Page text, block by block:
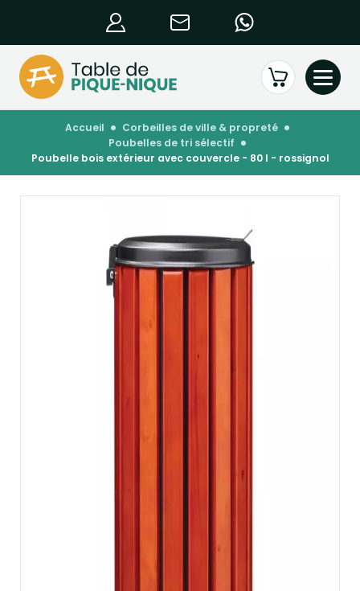
accueil
corbeilles de ville & propreté
poubelles de tri sélectif
poubelle bois extérieur avec couvercle - 80 l - rossignol